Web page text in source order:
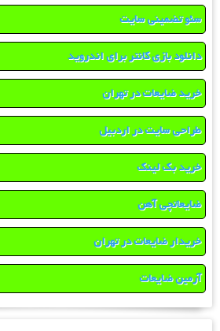
سئو تضمینی سایت
دانلود بازی کانتر برای اندروید
خرید ضایعات در تهران
طراحی سایت در اردبیل
خرید بک لینک
ضایعاتچی آهن
خریدار ضایعات در تهران
آرمین ضایعات